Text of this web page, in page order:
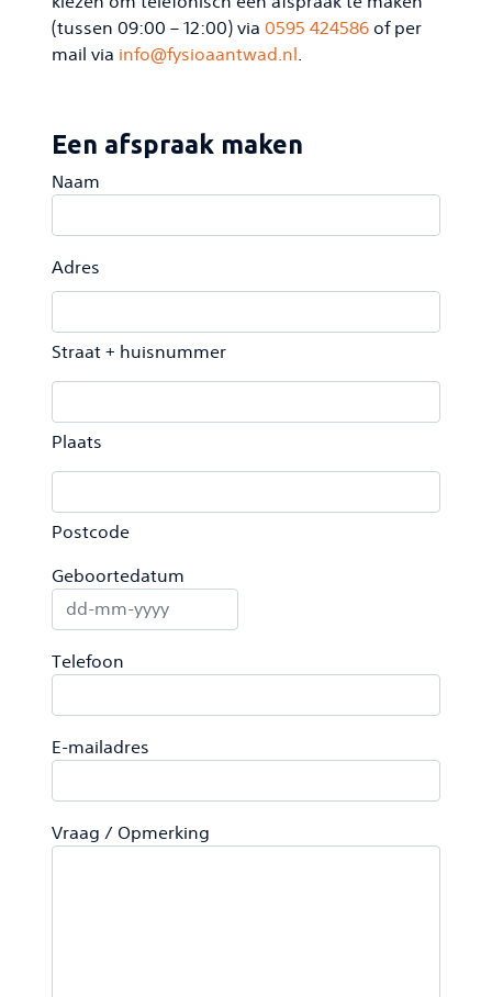
(tussen 09:00 – 12:00) via 0595 424586 of per
mail via info@fysioaantwad.nl
Een afspraak maken
Naam
Adres
Straat + huisnummer
Plaats
Postcode
Geboortedatum
Telefoon
E-mailadres
Vraag / Opmerking